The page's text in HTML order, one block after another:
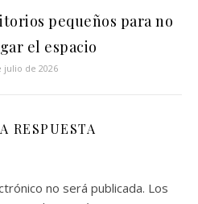
pequeños para no
el espacio
julio de 2026
RESPUESTA
no será publicada. Los